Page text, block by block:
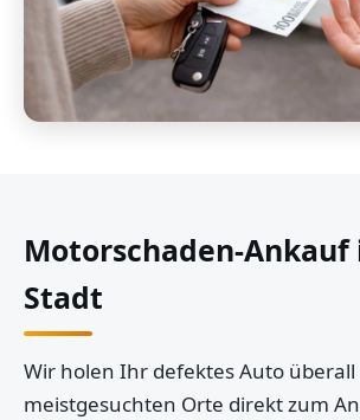
Motorschaden-
Stadt
Wir holen Ihr defektes Auto überall
meistgesuchten Orte direkt zum